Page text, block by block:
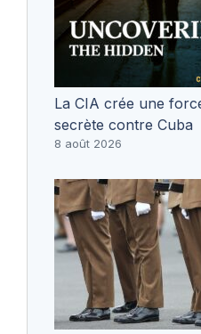
La CIA crée une
secrète contre Cuba
8 août 2026